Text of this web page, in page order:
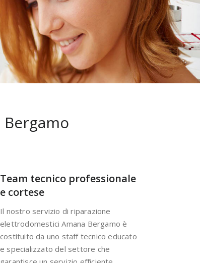
Team tecnico professionale
e cortese
Il nostro servizio di riparazione
elettrodomestici Amana Bergamo è
costituito da uno staff tecnico educato
e specializzato del settore che